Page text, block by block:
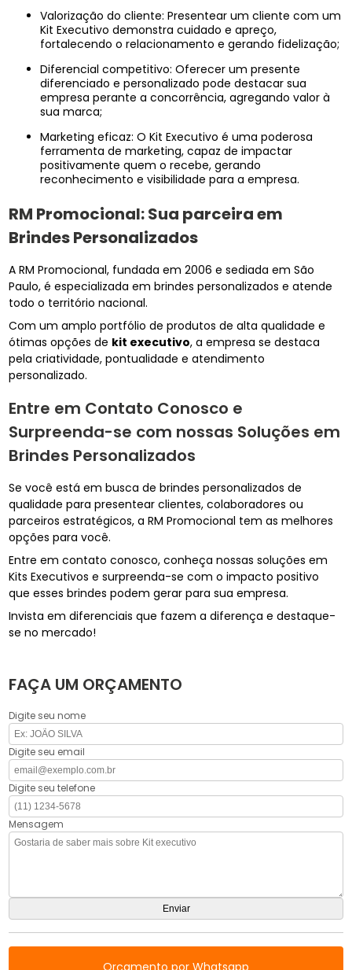
Valorização do cliente: Presentear um cliente com um
Kit Executivo demonstra cuidado e apreço,
fortalecendo o relacionamento e gerando fidelização;
Diferencial competitivo: Oferecer um presente
diferenciado e personalizado pode destacar sua
empresa perante a concorrência, agregando valor à
sua marca;
Marketing eficaz: O Kit Executivo é uma poderosa
ferramenta de marketing, capaz de impactar
positivamente quem o recebe, gerando
reconhecimento e visibilidade para a empresa.
RM Promocional: Sua parceira em
Brindes Personalizados
A RM Promocional, fundada em 2006 e sediada em São
Paulo, é especializada em brindes personalizados e atende
todo o território nacional.
Com um amplo portfólio de produtos de alta qualidade e
ótimas opções de kit executivo, a empresa se destaca
pela criatividade, pontualidade e atendimento
personalizado.
Entre em Contato Conosco e
Surpreenda-se com nossas Soluções em
Brindes Personalizados
Se você está em busca de brindes personalizados de
qualidade para presentear clientes, colaboradores ou
parceiros estratégicos, a RM Promocional tem as melhores
opções para você.
Entre em contato conosco, conheça nossas soluções em
Kits Executivos e surpreenda-se com o impacto positivo
que esses brindes podem gerar para sua empresa.
Invista em diferenciais que fazem a diferença e destaque-
se no mercado!
FAÇA UM ORÇAMENTO
Digite seu nome
Digite seu email
Digite seu telefone
Mensagem